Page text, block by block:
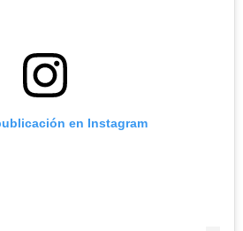
en Instagram